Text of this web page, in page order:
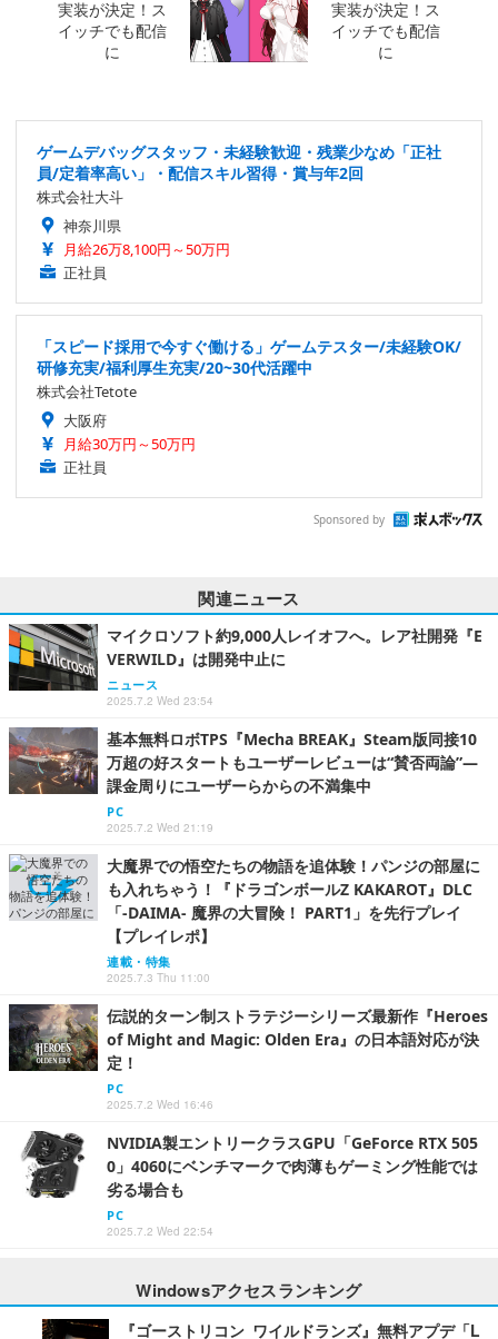
ゲームデバッグスタッフ・未経験歓迎・残業少なめ「正社
員/定着率高い」・配信スキル習得・賞与年2回
株式会社大斗
神奈川県
月給26万8,100円～50万円
正社員
「スピード採用で今すぐ働ける」ゲームテスター/未経験OK/
研修充実/福利厚生充実/20~30代活躍中
株式会社Tetote
大阪府
月給30万円～50万円
正社員
Sponsored by
関連ニュース
マイクロソフト約9,000人レイオフへ。レア社開発『E
VERWILD』は開発中止に
ニュース
2025.7.2 Wed 23:54
基本無料ロボTPS『Mecha BREAK』Steam版同接10
万超の好スタートもユーザーレビューは“賛否両論”―
課金周りにユーザーらからの不満集中
PC
2025.7.2 Wed 21:19
大魔界での悟空たちの物語を追体験！パンジの部屋に
も入れちゃう！『ドラゴンボールZ KAKAROT』DLC
「-DAIMA- 魔界の大冒険！ PART1」を先行プレイ
【プレイレポ】
連載・特集
2025.7.3 Thu 11:00
伝説的ターン制ストラテジーシリーズ最新作『Heroes
of Might and Magic: Olden Era』の日本語対応が決
定！
PC
2025.7.2 Wed 16:46
NVIDIA製エントリークラスGPU「GeForce RTX 505
0」4060にベンチマークで肉薄もゲーミング性能では
劣る場合も
PC
2025.7.2 Wed 22:54
Windowsアクセスランキング
『ゴーストリコン ワイルドランズ』無料アプデ「L